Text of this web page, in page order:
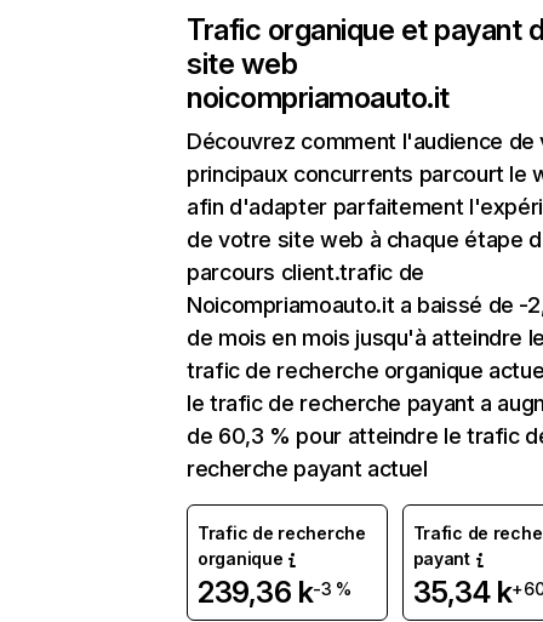
Trafic organique et payant
site web
noicompriamoauto.it
Découvrez comment l'audience de
principaux concurrents parcourt le
afin d'adapter parfaitement
de votre site web à chaque étape
parcours client.trafic de
Noicompriamoauto.it a baissé de -
de mois en mois jusqu'à atteindre
trafic de recherche organique
le trafic de recherche payant a
de 60,3 % pour atteindre le trafic
recherche payant actuel
Trafic de recherche
organique
239,36 k-3 %
Trafic de
payant
35,34 k